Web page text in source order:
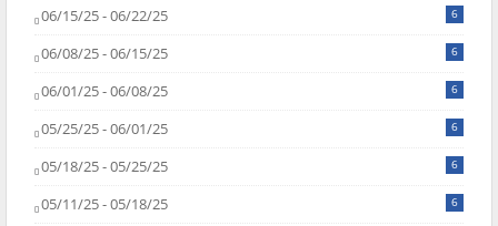
06/15/25 - 06/22/25 6
06/08/25 - 06/15/25 6
06/01/25 - 06/08/25 6
05/25/25 - 06/01/25 6
05/18/25 - 05/25/25 6
05/11/25 - 05/18/25 6